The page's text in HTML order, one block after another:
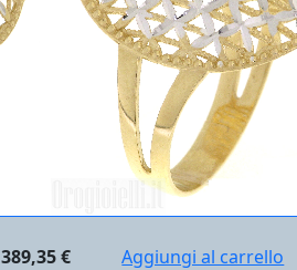
389,35 € Aggiungi al carrello